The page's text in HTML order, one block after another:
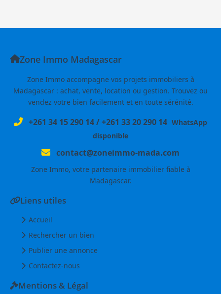
Zone Immo Madagascar
Zone Immo accompagne vos projets immobiliers à
Madagascar : achat, vente, location ou gestion. Trouvez ou
vendez votre bien facilement et en toute sérénité.
+261 34 15 290 14/+261 33 20 290 14 WhatsApp
disponible
contact@zoneimmo-mada.com
Zone Immo, votre partenaire immobilier fiable à
Madagascar.
Liens utiles
Accueil
Rechercher un bien
Publier une annonce
Contactez-nous
Mentions & Légal